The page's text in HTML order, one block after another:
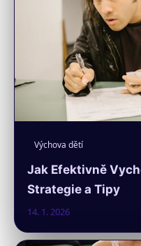
Výchova dětí
Jak Efektivně
Strategie a Tipy
14. 1. 2026